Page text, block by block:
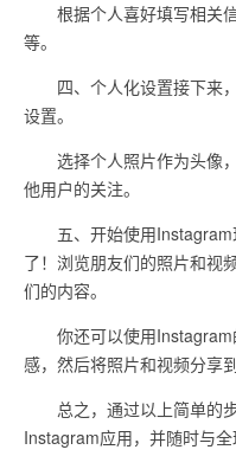
根据个人喜好填写相关信
等。
四、个人化设置接下来，
设置。
选择个人照片作为头像，
他用户的关注。
五、开始使用Instagram
了！浏览朋友们的照片和视
们的内容。
你还可以使用Instagram
感，然后将照片和视频分享
总之，通过以上简单的
Instagram应用，并随时与全